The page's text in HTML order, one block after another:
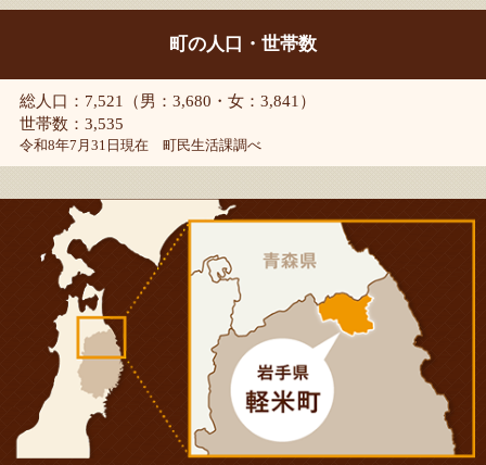
町の人口・世帯数
総人口：7,521（男：3,680・女：3,841）
世帯数：3,535
令和8年7月31日現在 町民生活課調べ